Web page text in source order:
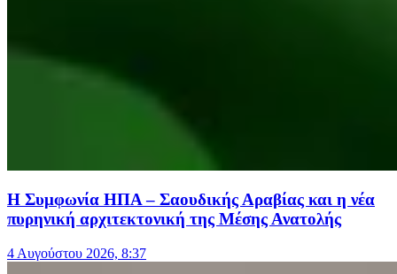
Η Συμφωνία ΗΠΑ – Σαουδικής Αραβίας και η νέα
πυρηνική αρχιτεκτονική της Μέσης Ανατολής
4 Αυγούστου 2026, 8:37